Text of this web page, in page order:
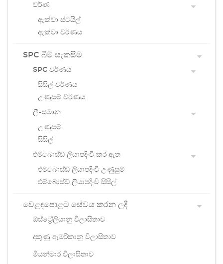
වර්ණ
ඇක්වා ස්ටයිල්
ඇක්වා වර්ණය
SPC බිම් සැකසීම
SPC වර්ණය
සිසිල් වර්ණය
උණුසුම් වර්ණය
ලී-සමාන
උණුසුම්
සිසිල්
එම්බොස්ඩ් ලියාපදිංචි කර ඇත
එම්බොස්ඩ් ලියාපදිංචි උණුසුම්
එම්බොස්ඩ් ලියාපදිංචි සිසිල්
වෙළඳපොළට සේවය කරන ලදී
ඕස්ට්‍රේලියානු විලාසිතාව
දකුණු ඇමරිකානු විලාසිතාව
මියන්මාර විලාසිතාව